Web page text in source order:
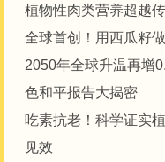
植物性肉类营养超越
全球首创！用西瓜籽
2050年全球升温再增
色和平报告大揭密
吃素抗老！科学证实
见效